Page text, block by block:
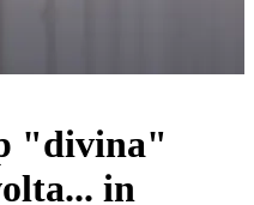
"divina"
in